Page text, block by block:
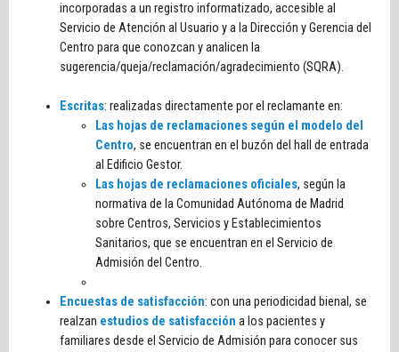
incorporadas a un registro informatizado, accesible al
Servicio de Atención al Usuario y a la Dirección y Gerencia del
Centro para que conozcan y analicen la
sugerencia/queja/reclamación/agradecimiento (SQRA).
Escritas: realizadas directamente por el reclamante en:
Las hojas de reclamaciones según el modelo del
Centro, se encuentran en el buzón del hall de entrada
al Edificio Gestor.
Las hojas de reclamaciones oficiales, según la
normativa de la Comunidad Autónoma de Madrid
sobre Centros, Servicios y Establecimientos
Sanitarios, que se encuentran en el Servicio de
Admisión del Centro.
Encuestas de satisfacción: con una periodicidad bienal, se
realzan estudios de satisfacción a los pacientes y
familiares desde el Servicio de Admisión para conocer sus